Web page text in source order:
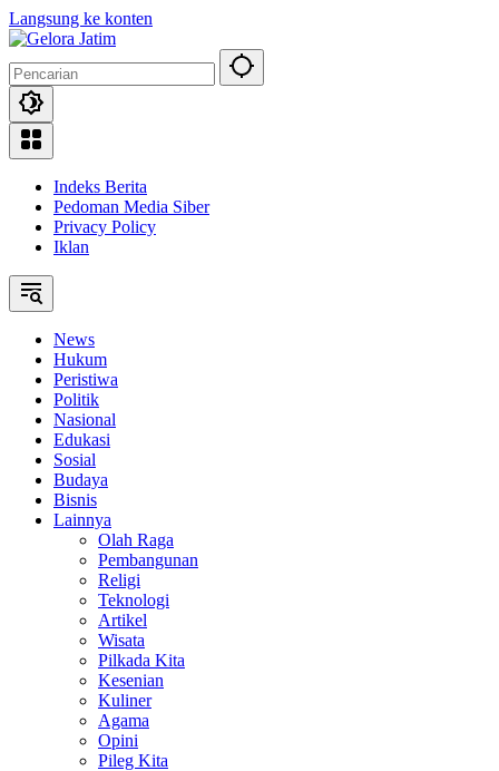
Langsung ke konten
Indeks Berita
Pedoman Media Siber
Privacy Policy
Iklan
News
Hukum
Peristiwa
Politik
Nasional
Edukasi
Sosial
Budaya
Bisnis
Lainnya
Olah Raga
Pembangunan
Religi
Teknologi
Artikel
Wisata
Pilkada Kita
Kesenian
Kuliner
Agama
Opini
Pileg Kita